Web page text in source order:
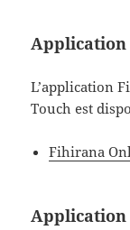
Application
L’application
Touch est
Fihirana
Application